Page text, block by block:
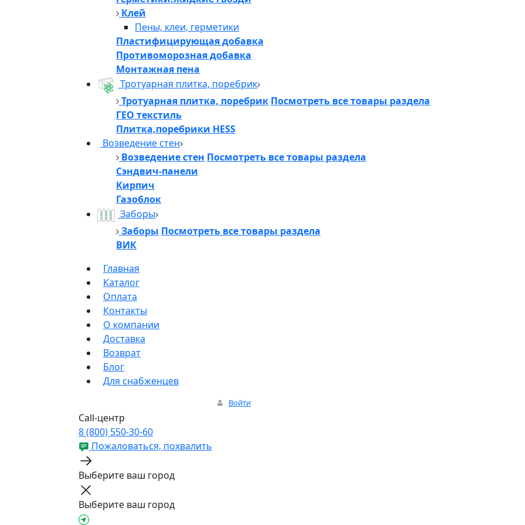
Клей
Пены, клеи, герметики
Пластифицирующая добавка
Противоморозная добавка
Монтажная пена
Тротуарная плитка, поребрик
Тротуарная плитка, поребрик Посмотреть все товары раздела
ГЕО текстиль
Плитка,поребрики HESS
Возведение стен
Возведение стен Посмотреть все товары раздела
Сэндвич-панели
Кирпич
Газоблок
Заборы
Заборы Посмотреть все товары раздела
ВИК
Главная
Каталог
Оплата
Контакты
О компании
Доставка
Возврат
Блог
Для снабженцев
Войти
Call-центр
8 (800) 550-30-60
Пожаловаться, похвалить
Выберите ваш город
Выберите ваш город